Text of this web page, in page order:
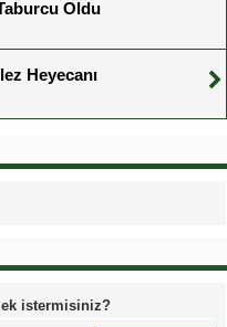
Oldu
Heyecanı
istermisiniz?